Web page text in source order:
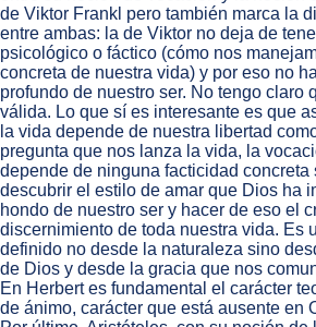
de Viktor Frankl pero también marca la
entre ambas: la de Viktor no deja de
psicológico o fáctico (cómo nos
concreta de nuestra vida) y por eso no
profundo de nuestro ser. No tengo claro
válida. Lo que sí es interesante es que
la vida depende de nuestra libertad
pregunta que nos lanza la vida, la
depende de ninguna facticidad
descubrir el estilo de amar que Dios ha
hondo de nuestro ser y hacer de eso el
discernimiento de toda nuestra vida. Es
definido no desde la naturaleza sino
de Dios y desde la gracia que nos
En Herbert es fundamental el carácter
de ánimo, carácter que está ausente en